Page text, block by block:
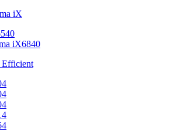
iX
iX6840
Efficient